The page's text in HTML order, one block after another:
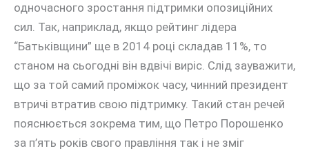
одночасного зростання підтримки опозиційних
сил. Так, наприклад, якщо рейтинг лідера
“Батьківщини” ще в 2014 році складав 11%, то
станом на сьогодні він вдвічі виріс. Слід зауважити,
що за той самий проміжок часу, чинний президент
втричі втратив свою підтримку. Такий стан речей
пояснюється зокрема тим, що Петро Порошенко
за п’ять років свого правління так і не зміг